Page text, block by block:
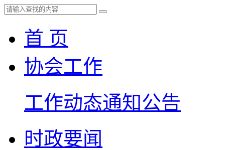
首 页
协会工作
工作动态通知公告
时政要闻